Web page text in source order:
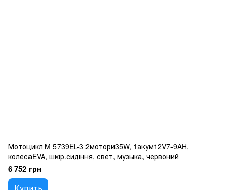
Мотоцикл M 5739EL-3 2мотори35W, 1акум12V7-9AH,
колесаEVA, шкір.сидіння, свет, музыка, червоний
6 752 грн